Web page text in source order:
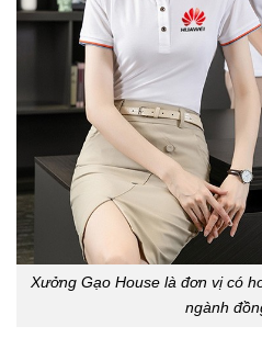
Xưởng Gạo House là đơn vị có
ngành